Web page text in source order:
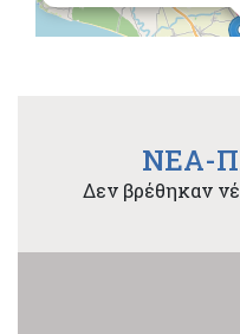
NEA-
Δεν βρέθηκαν